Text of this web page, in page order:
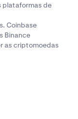
plataformas de
Coinbase
Binance
as criptomoedas